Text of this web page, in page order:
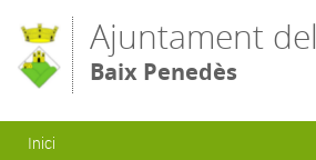
Ajuntament
Baix Penedès
Esteu aquí
Inici